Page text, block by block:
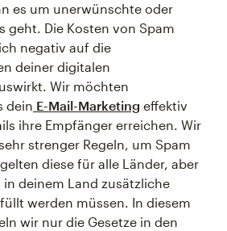
es um unerwünschte oder
geht. Die Kosten von Spam
negativ auf die
deiner digitalen
Wir möchten
dein E-Mail-Marketing effektiv
ihre Empfänger erreichen. Wir
strenger Regeln, um Spam
diese für alle Länder, aber
in deinem Land zusätzliche
werden müssen. In diesem
wir nur die Gesetze in den